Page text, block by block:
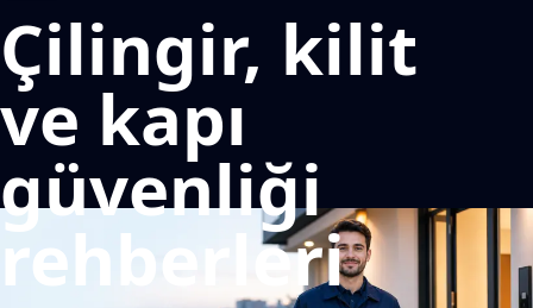
Çilingir, kilit
ve kapı
güvenliği
rehberleri